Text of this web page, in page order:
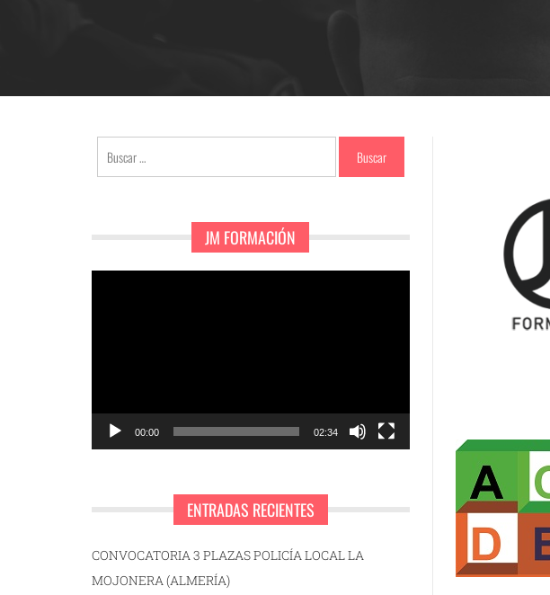
Buscar:
JM FORMACIÓN
00:00 02:34
ENTRADAS RECIENTES
CONVOCATORIA 3 PLAZAS POLICÍA LOCAL LA
MOJONERA (ALMERÍA)